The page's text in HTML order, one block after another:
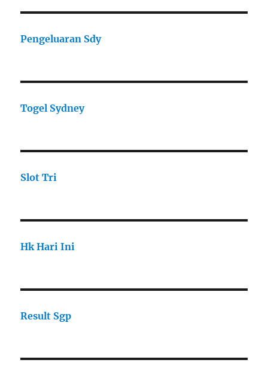
Pengeluaran Sdy
Togel Sydney
Slot Tri
Hk Hari Ini
Result Sgp